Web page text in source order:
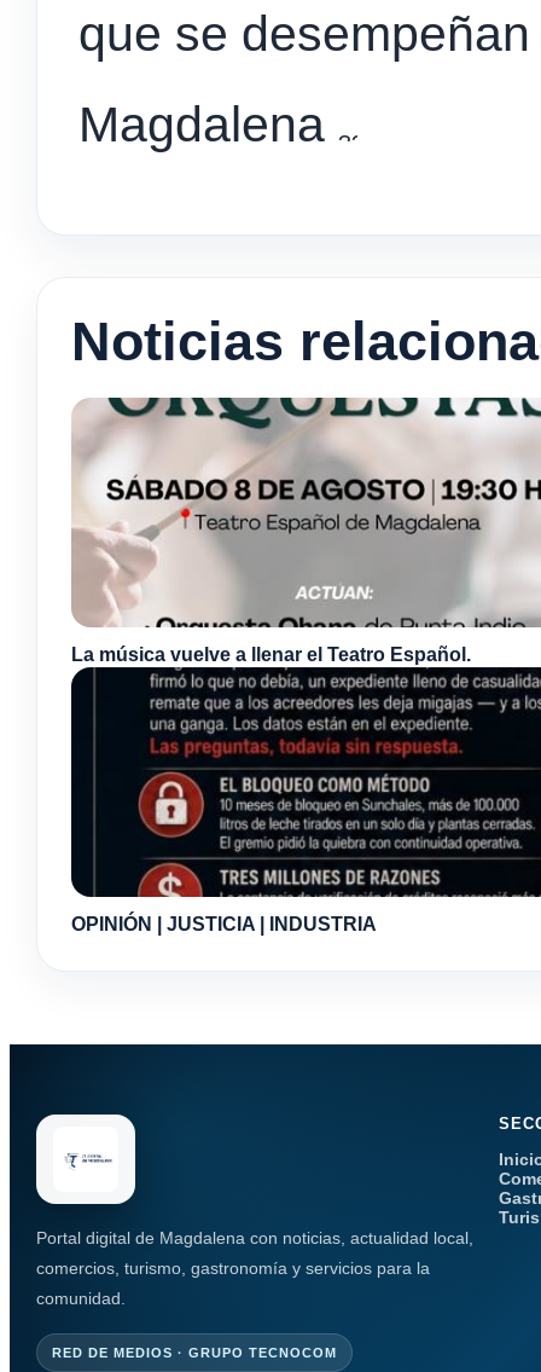
que se
Magdalena
Noticias
La música vuelve a llenar el Teatro Español.
OPINIÓN | JUSTICIA | INDUSTRIA
Portal digital de Magdalena con noticias, actualidad local,
comercios, turismo, gastronomía y servicios para la
comunidad.
RED DE MEDIOS · GRUPO TECNOCOM